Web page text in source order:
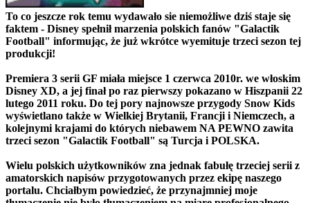
To co jeszcze rok temu wydawało sie niemożliwe dziś staje się
faktem - Disney spełnił marzenia polskich fanów "Galactik
Football" informując, że już wkrótce wyemituje trzeci sezon tej
produkcji!
Premiera 3 serii GF miała miejsce 1 czerwca 2010r. we włoskim
Disney XD, a jej finał po raz pierwszy pokazano w Hiszpanii 22
lutego 2011 roku. Do tej pory najnowsze przygody Snow Kids
wyświetlano także w Wielkiej Brytanii, Francji i Niemczech, a
kolejnymi krajami do których niebawem NA PEWNO zawita
trzeci sezon "Galactik Football" są Turcja i POLSKA.
Wielu polskich użytkowników zna jednak fabułę trzeciej serii z
amatorskich napisów przygotowanych przez ekipę naszego
portalu. Chciałbym powiedzieć, że przynajmniej moje